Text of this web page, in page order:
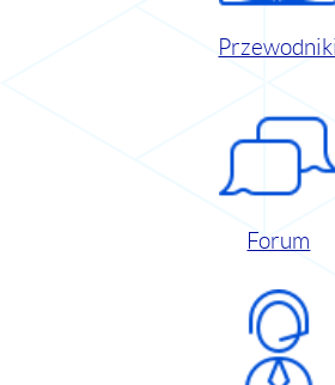
Przewodniki
Forum